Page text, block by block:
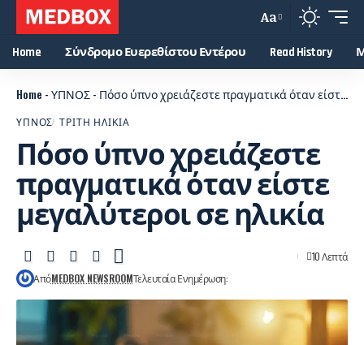
Aa
Home Σύνδρομο Ευερεθίστου Εντέρου Read History
Home -ΥΠΝΟΣ- Πόσο ύπνο χρειάζεστε πραγματικά όταν είστε μεγαλύτεροι σε ηλικία
ΥΠΝΟΣ ΤΡΙΤΗ ΗΛΙΚΙΑ
Πόσο ύπνο χρειάζεστε
πραγματικά όταν είστε
μεγαλύτεροι σε ηλικία
ΑπόMEDBOX NEWSROOMΤελευταία Ενημέρωση:
10 Λεπτά